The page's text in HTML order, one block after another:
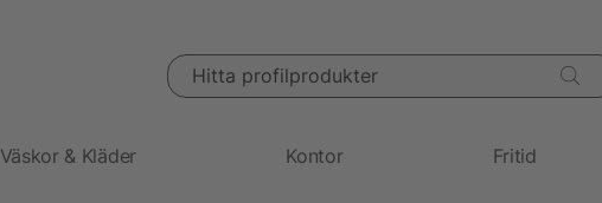
Hitta profilprodukter
Väskor & Kläder Kontor Fritid